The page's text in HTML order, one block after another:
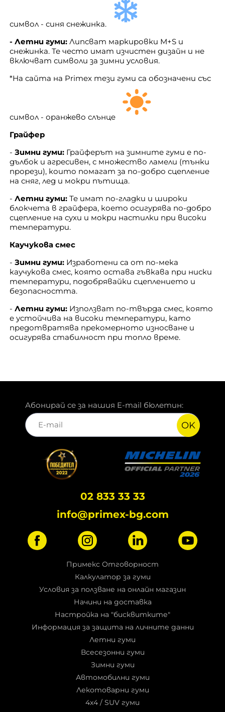
символ - синя снежинка.
- Летни гуми: Липсват маркировки M+S и
снежинка. Те често имат изчистен дизайн и не
включват символи за зимни условия.
*На сайта на Primex тези гуми са обозначени със
символ - оранжево слънцe
Грайфер
- Зимни гуми: Грайферът на зимните гуми е по-
дълбок и агресивен, с множество ламели (тънки
прорези), които помагат за по-добро сцепление
на сняг, лед и мокри пътища.
- Летни гуми: Те имат по-гладки и широки
блокчета в грайфера, което осигурява по-добро
сцепление на сухи и мокри настилки при високи
температури.
Каучукова смес
- Зимни гуми: Изработени са от по-мека
каучукова смес, която остава гъвкава при ниски
температури, подобрявайки сцеплението и
безопасността.
- Летни гуми: Използват по-твърда смес, която
е устойчива на високи температури, като
предотвратява прекомерното износване и
осигурява стабилност при топло време.
Абонирай се за нашия E-mail бюлетин:
OK
02 833 33 33
info@primex-bg.com
Примекс Отговорност
Калкулатор за гуми
Условия за ползване на онлайн магазин
Начини на доставка
Настройка на "бисквитките"
Информация за защита на личните данни
Летни гуми
Всесезонни гуми
Зимни гуми
Автомобилни гуми
Лекотоварни гуми
4x4 / SUV гуми